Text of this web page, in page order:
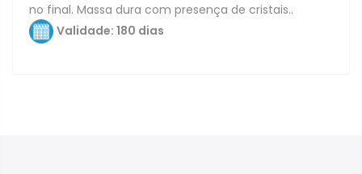
no final. Massa dura com presença de cristais..
Validade: 180 dias